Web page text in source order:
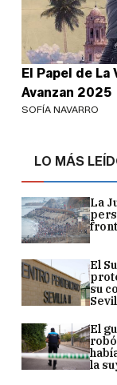
LO MÁS
La
El
su
El
la
El Papel de
Avanzan 2025
SOFÍA NAVARRO